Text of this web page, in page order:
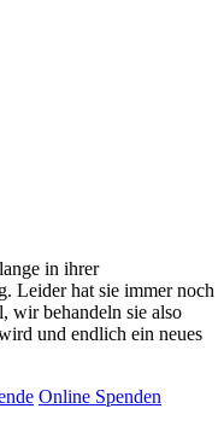
in ihrer
Leider hat sie immer noch
wir behandeln sie also
und endlich ein neues
Online Spenden